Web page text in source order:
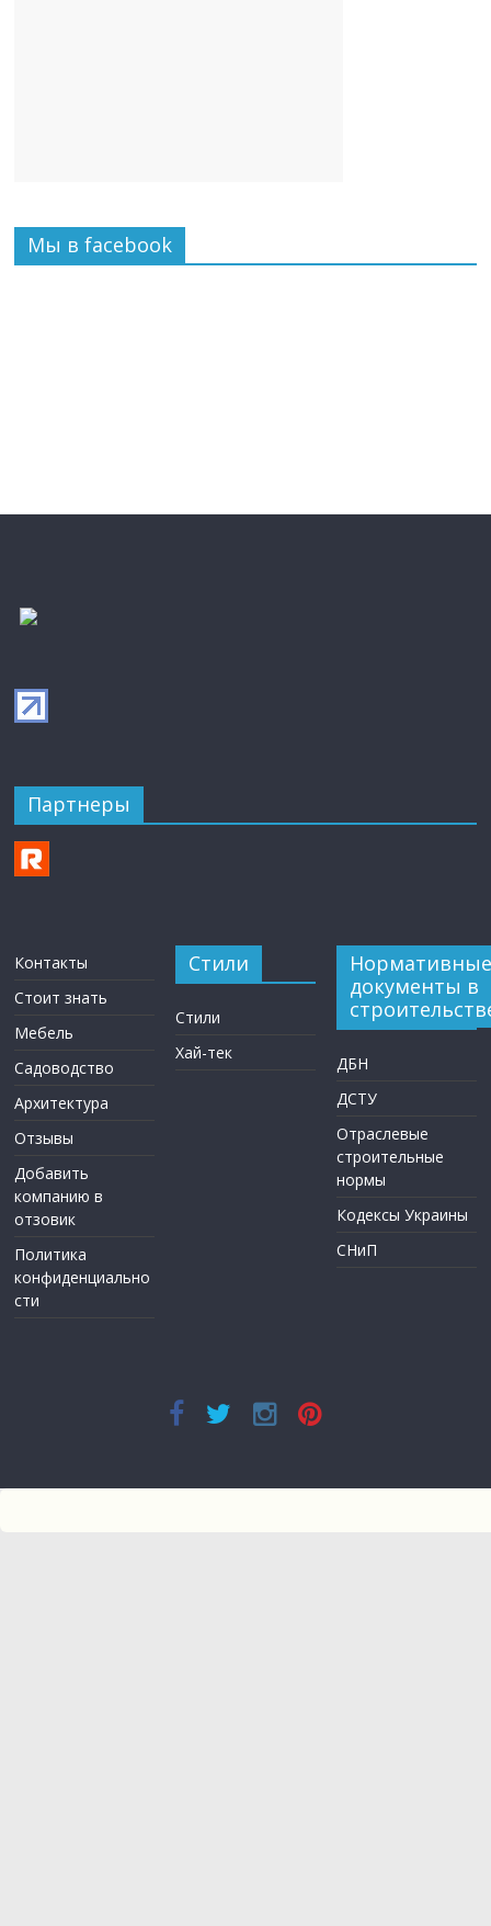
Мы в facebook
Партнеры
Контакты
Стоит знать
Мебель
Садоводство
Архитектура
Отзывы
Добавить
компанию в
отзовик
Политика
конфиденциально
сти
Стили
Стили
Хай-тек
Нормативные
документы в
ДБН
ДСТУ
Отраслевые
строительные
нормы
Кодексы Украины
СНиП